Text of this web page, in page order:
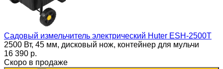
Садовый измельчитель электрический Huter ESH-2500T
2500 Вт, 45 мм, дисковый нож, контейнер для мульчи
16 390 p.
Скоро в продаже